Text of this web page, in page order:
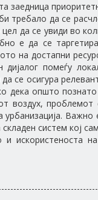
заедница
требало да се
да се увиди во
е да се
на достапни
помеѓу
се осигура
дека општо
воздух,
урбанизација.
систем кој
и искористеноста